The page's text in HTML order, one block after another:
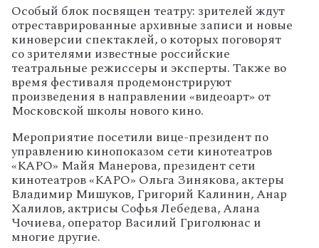
Особый блок посвящен театру: зрителей ждут
отреставрированные архивные записи и новые
киноверсии спектаклей, о которых поговорят
со зрителями известные российские
театральные режиссеры и эксперты. Также во
время фестиваля продемонстрируют
произведения в направлении «видеоарт» от
Московской школы нового кино.
Мероприятие посетили вице-президент по
управлению кинопоказом сети кинотеатров
«КАРО» Майя Манерова, президент сети
кинотеатров «КАРО» Ольга Зинякова, актеры
Владимир Мишуков, Григорий Калинин, Анар
Халилов, актрисы Софья Лебедева, Алана
Чочиева, оператор Василий Григолюнас и
многие другие.